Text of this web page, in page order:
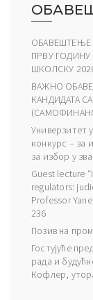
ОБАВЕШТЕЊЕ
ПРВУ
ШКОЛСКУ
ВАЖНО
КАНДИДАТА
Универзитет
конкурс – за
за избор у
Guest lecture
regulators:
Professor
236
Позив на
Гостујуће
рада и
Кофлер,